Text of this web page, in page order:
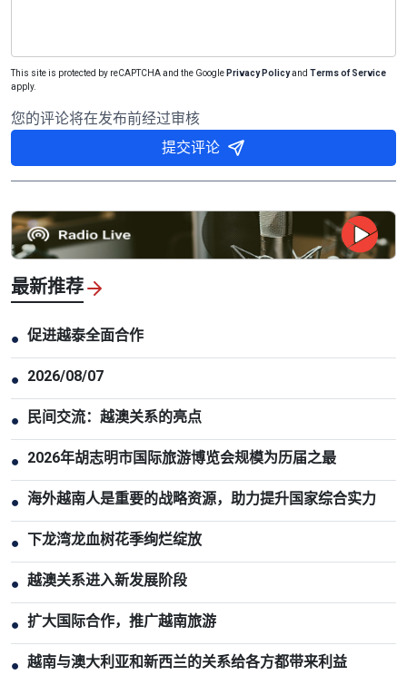
This site is protected by reCAPTCHA and the Google Privacy Policyand Terms of Service
apply.
您的评论将在发布前经过审核
提交评论
最新推荐
● 促进越泰全面合作
● 2026/08/07
● 民间交流：越澳关系的亮点
● 2026年胡志明市国际旅游博览会规模为历届之最
● 海外越南人是重要的战略资源，助力提升国家综合实力
● 下龙湾龙血树花季绚烂绽放
● 越澳关系进入新发展阶段
● 扩大国际合作，推广越南旅游
● 越南与澳大利亚和新西兰的关系给各方都带来利益